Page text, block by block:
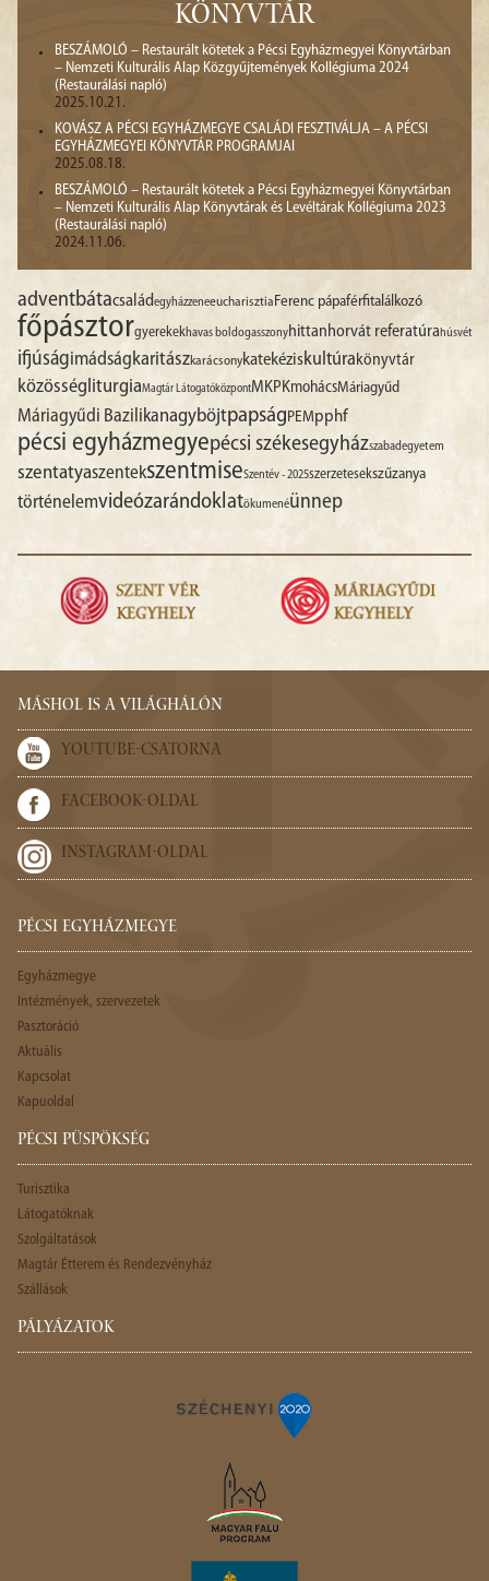
KÖNYVTÁR
BESZÁMOLÓ – Restaurált kötetek a Pécsi Egyházmegyei Könyvtárban
– Nemzeti Kulturális Alap Közgyűjtemények Kollégiuma 2024
(Restaurálási napló)
2025.10.21.
KOVÁSZ A PÉCSI EGYHÁZMEGYE CSALÁDI FESZTIVÁLJA – A PÉCSI
EGYHÁZMEGYEI KÖNYVTÁR PROGRAMJAI
2025.08.18.
BESZÁMOLÓ – Restaurált kötetek a Pécsi Egyházmegyei Könyvtárban
– Nemzeti Kulturális Alap Könyvtárak és Levéltárak Kollégiuma 2023
(Restaurálási napló)
2024.11.06.
adventbátacsaládegyházzeneeucharisztiaFerenc pápaférfitalálkozó
főpásztorgyerekekhavas boldogasszonyhittanhorvát referatúrahúsvét
ifjúságimádságkaritászkarácsonykatekéziskultúrakönyvtár
közösségliturgiaMagtár LátogatóközpontMKPKmohácsMáriagyűd
Máriagyűdi BazilikanagyböjtpapságPEMpphf
pécsi egyházmegyepécsi székesegyházszabadegyetem
szentatyaszentekszentmiseSzentév - 2025szerzetesekszűzanya
történelemvideózarándoklatökumenéünnep
MÁSHOL IS A VILÁGHÁLÓN
YOUTUBE-CSATORNA
FACEBOOK-OLDAL
INSTAGRAM-OLDAL
PÉCSI EGYHÁZMEGYE
Egyházmegye
Intézmények, szervezetek
Pasztoráció
Aktuális
Kapcsolat
Kapuoldal
PÉCSI PÜSPÖKSÉG
Turisztika
Látogatóknak
Szolgáltatások
Magtár Étterem és Rendezvényház
Szállások
PÁLYÁZATOK